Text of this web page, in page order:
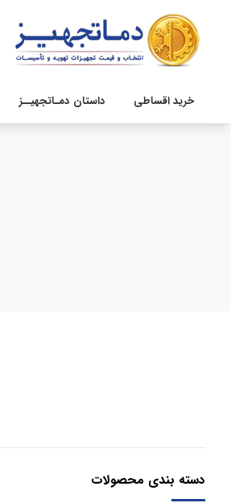
خرید اقساطی داستان دمـاتجهیــز
دسته بندی محصولات